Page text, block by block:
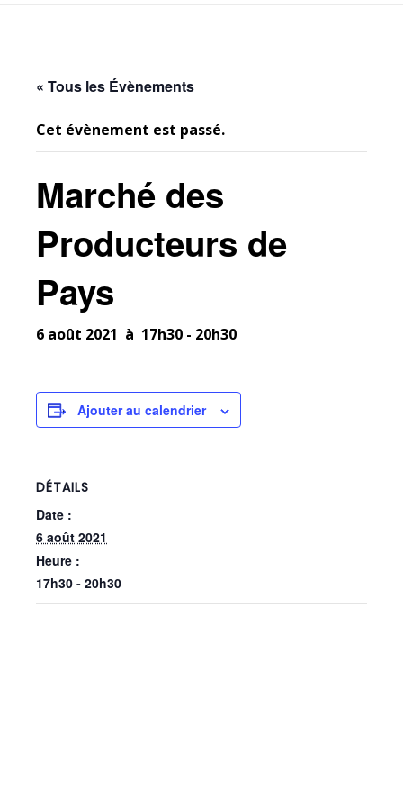
« Tous les Évènements
Cet évènement est passé.
Marché des
Producteurs de
Pays
6 août 2021 à 17h30 - 20h30
Ajouter au calendrier
DÉTAILS
Date :
6 août 2021
Heure :
17h30 - 20h30